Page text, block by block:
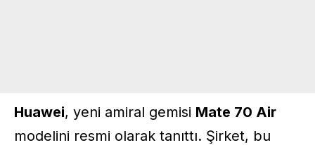
Huawei, yeni amiral gemisi Mate 70 Air
modelini resmi olarak tanıttı. Şirket, bu